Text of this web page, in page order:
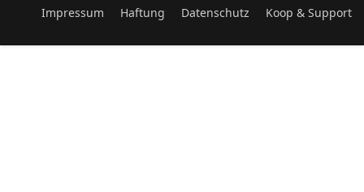
Impressum Haftung Datenschutz Koop & Support